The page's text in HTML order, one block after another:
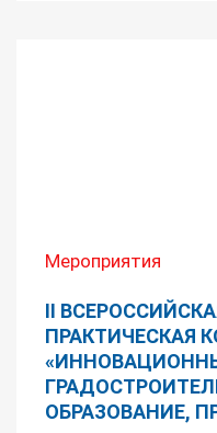
Мероприятия
II
ПРАКТИЧЕСКАЯ
ОБРАЗОВАНИЕ,